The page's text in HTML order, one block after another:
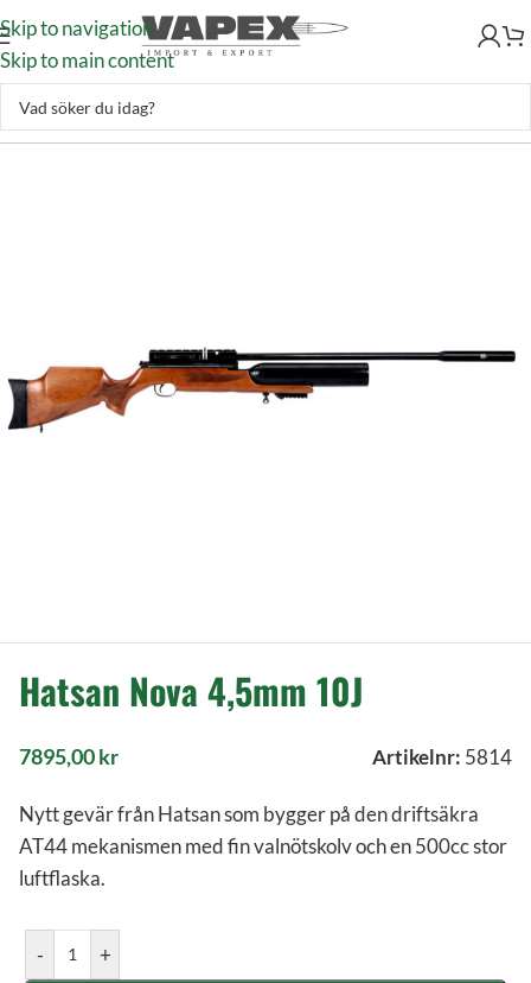
Skip to navigation
Skip to main content
Skytte–Luftvapen–Luftgevär–PCP Gevär–Hatsan Nova 4,5mm 10J
Hatsan Nova 4,5mm 10J
7895,00kr Artikelnr: 5814
Nytt gevär från Hatsan som bygger på den driftsäkra
AT44 mekanismen med fin valnötskolv och en 500cc stor
luftflaska.
- +